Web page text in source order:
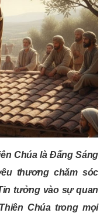
Chúa là Đấng Sáng
thương chăm sóc
tưởng vào sự quan
Chúa trong mọi